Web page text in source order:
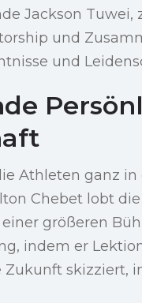
Jackson
und
und
Athleten ganz
Chebet lobt
größeren
indem er
skizziert,